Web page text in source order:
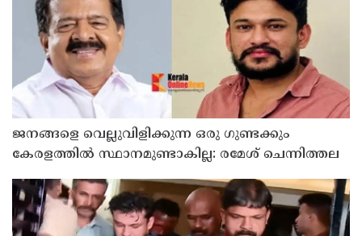
ജനങ്ങളെ വെല്ലുവിളിക്കുന്ന ഒരു ഗുണ്ടക്കും
കേരളത്തില്‍ സ്ഥാനമുണ്ടാകില്ല: രമേശ് ചെന്നിത്തല